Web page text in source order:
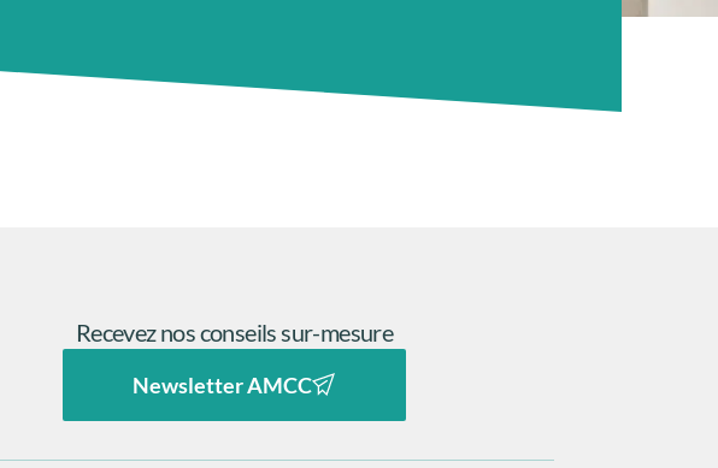
Recevez nos conseils sur-mesure
Newsletter AMCC